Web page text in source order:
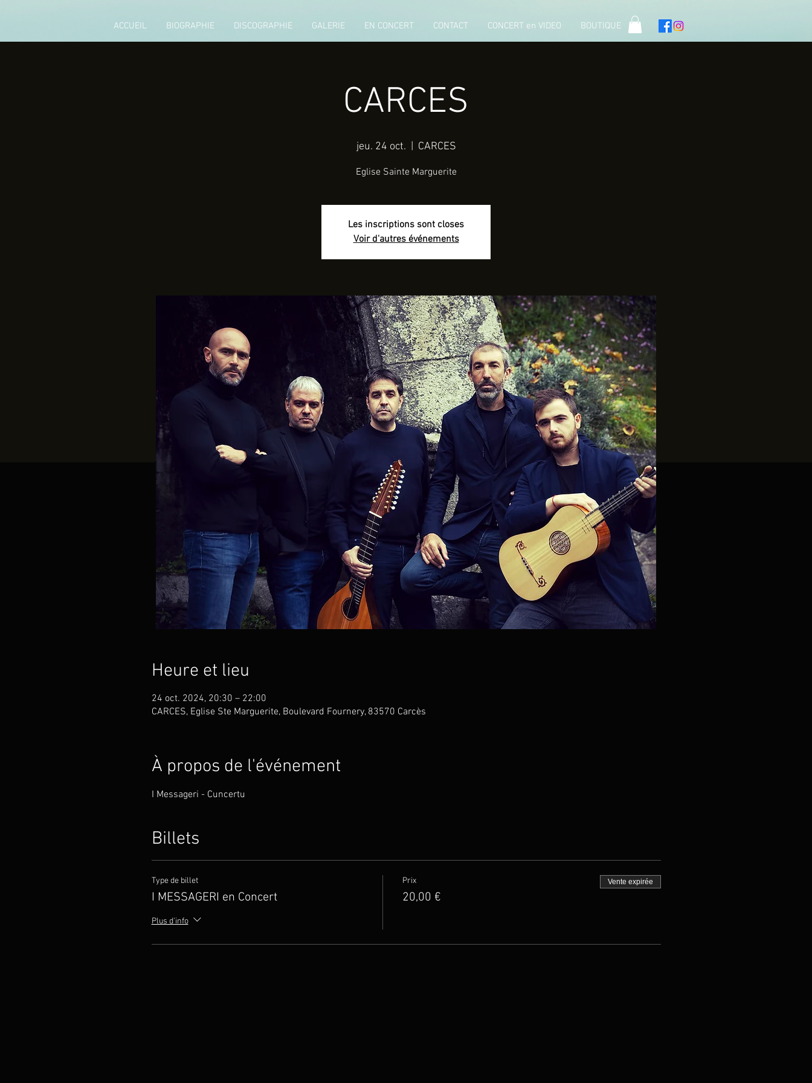
ACCUEIL BIOGRAPHIE DISCOGRAPHIE GALERIE EN CONCERT CONTACT CONCERT en VIDEO BOUTIQUE
CARCES
jeu. 24 oct. CARCES
Eglise Sainte Marguerite
Les inscriptions sont closes
Voir d'autres événements
Heure et lieu
24 oct. 2024, 20:30 – 22:00
CARCES, Eglise Ste Marguerite, Boulevard Fournery, 83570 Carcès
À propos de l'événement
I Messageri - Cuncertu
Billets
Type de billet
I MESSAGERI en Concert
Plus d'info
Prix
20,00 €
Vente expirée